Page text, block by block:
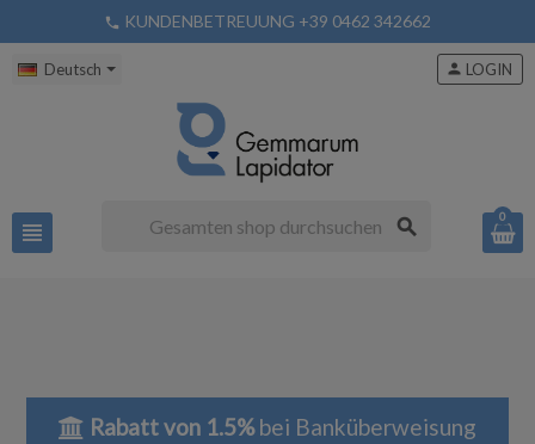
phone KUNDENBETREUUNG +39 0462 342662
Deutsch
view_headline search
person LOGIN
0
Rabatt von 1.5%bei Banküberweisung